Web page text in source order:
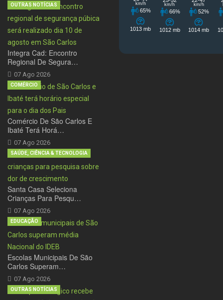
Integra Cad: Encontro
Regional De Segura…
07 Ago 2026
OUTRAS NOTÍCIAS
Comércio De São Carlos E
Ibaté Terá Horá…
07 Ago 2026
COMÉRCIO
Santa Casa Seleciona
Crianças Para Pesqu…
07 Ago 2026
SAÚDE, CIÊNCIA & TECNOLOGIA
Escolas Municipais De São
Carlos Superam…
07 Ago 2026
EDUCAÇÃO
OUTRAS NOTÍCIAS